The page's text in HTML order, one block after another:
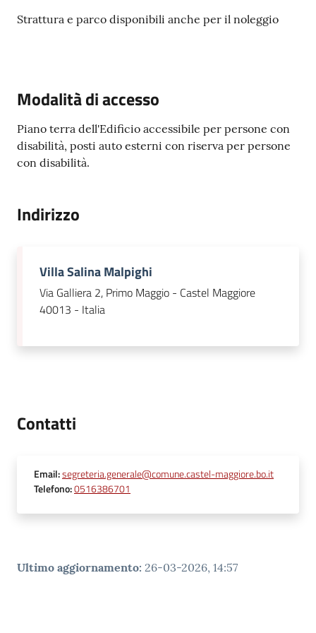
Strattura e parco disponibili anche per il noleggio
Modalità di accesso
Piano terra dell'Edificio accessibile per persone con
disabilità, posti auto esterni con riserva per persone
con disabilità.
Indirizzo
Villa Salina Malpighi
Via Galliera 2, Primo Maggio - Castel Maggiore
40013 - Italia
Contatti
Email:segreteria.generale@comune.castel-maggiore.bo.it
Telefono:0516386701
Ultimo aggiornamento: 26-03-2026, 14:57